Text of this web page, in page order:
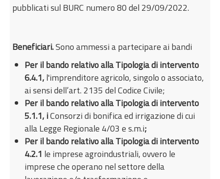
pubblicati sul BURC numero 80 del 29/09/2022.
Beneficiari.Sono ammessi a partecipare ai bandi
Per il bando relativo alla Tipologia di intervento
6.4.1,l'imprenditore agricolo, singolo o associato,
ai sensi dell’art. 2135 del Codice Civile;
Per il bando relativo alla Tipologia di intervento
5.1.1, iConsorzi di bonifica ed irrigazione di cui
alla Legge Regionale 4/03 e s.m.i;
Per il bando relativo alla Tipologia di intervento
4.2.1 le imprese agroindustriali, ovvero le
imprese che operano nel settore della